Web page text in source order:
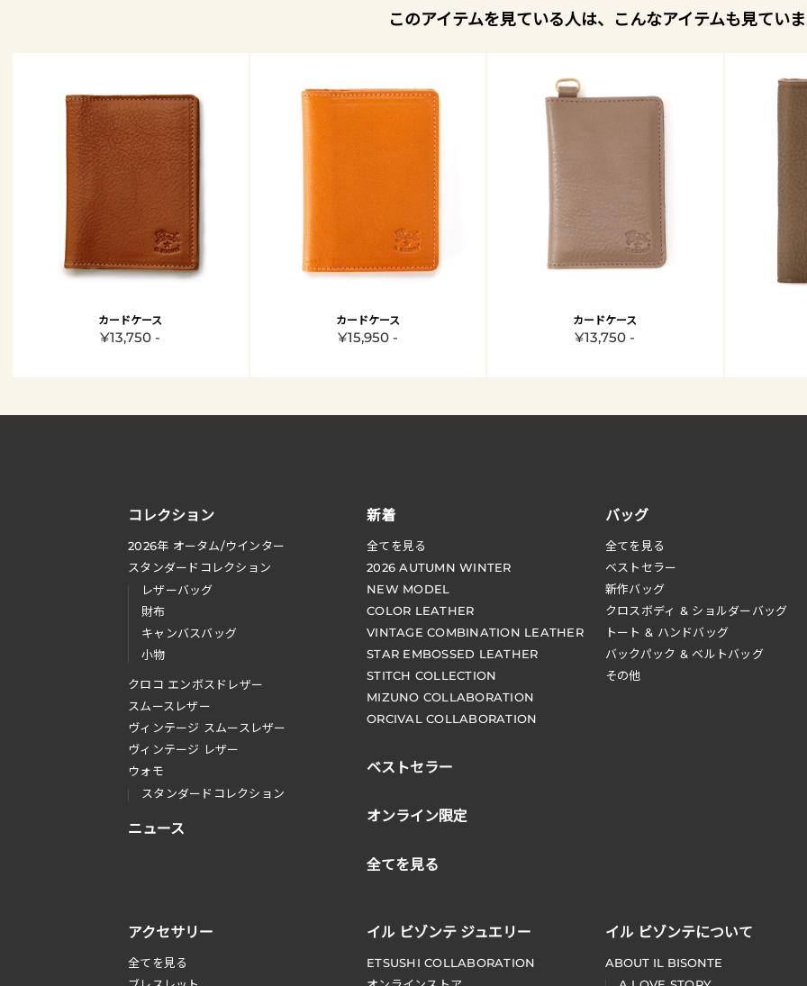
このアイテムを見ている人は、こんなアイテムも見てい
カードケース
¥13,750 -
カードケース
¥15,950 -
カードケース
¥13,750 -
コレクション
2026年 オータム/ウインター
スタンダードコレクション
レザーバッグ
財布
キャンバスバッグ
小物
クロコ エンボスドレザー
スムースレザー
ヴィンテージ スムースレザー
ヴィンテージ レザー
ウォモ
スタンダードコレクション
ニュース
新着
全てを見る
2026 AUTUMN WINTER
NEW MODEL
COLOR LEATHER
VINTAGE COMBINATION LEATHER
STAR EMBOSSED LEATHER
STITCH COLLECTION
MIZUNO COLLABORATION
ORCIVAL COLLABORATION
ベストセラー
オンライン限定
全てを見る
バッグ
全てを見る
ベストセラー
新作バッグ
クロスボディ & ショルダーバッグ
トート & ハンドバッグ
バックパック & ベルトバッグ
その他
アクセサリー
全てを見る
イル ビゾンテ ジュエリー
ETSUSHI COLLABORATION
イル ビゾンテについて
ABOUT IL BISONTE